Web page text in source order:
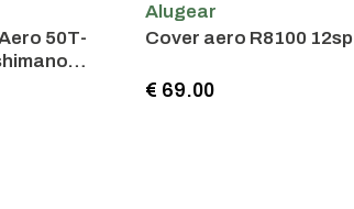
Alugear
Cover aero R8100 12sp
€ 69.00